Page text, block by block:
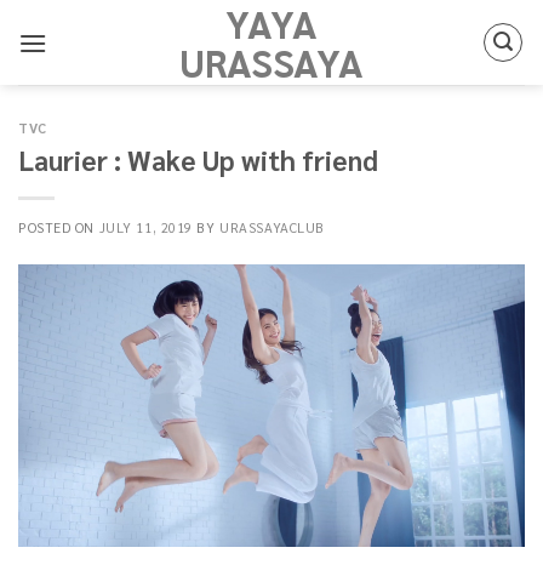
YAYA
URASSAYA
TVC
Laurier : Wake Up with friend
POSTED ON JULY 11, 2019 BY URASSAYACLUB